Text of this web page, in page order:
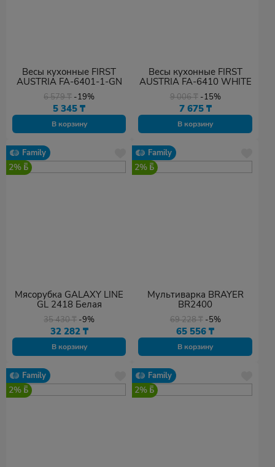
Весы кухонные FIRST
AUSTRIA FA-6401-1-GN
6 579₸ -19%
5 345₸
В корзину
Весы кухонные FIRST
AUSTRIA FA-6410 WHITE
9 006₸ -15%
7 675 ₸
В корзину
Family
2%
Мясорубка GALAXY LINE
GL 2418 Белая
35 430₸ -9%
32 282 ₸
В корзину
Family
2%
Мультиварка BRAYER
BR2400
69 228₸ -5%
65 556₸
В корзину
Family
2%
Family
2%